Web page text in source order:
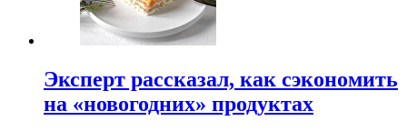
Эксперт рассказал, как сэкономить
на «новогодних» продуктах